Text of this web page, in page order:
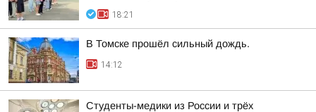
18:21
В Томске прошёл сильный дождь.
14:12
Студенты-медики из России и трёх